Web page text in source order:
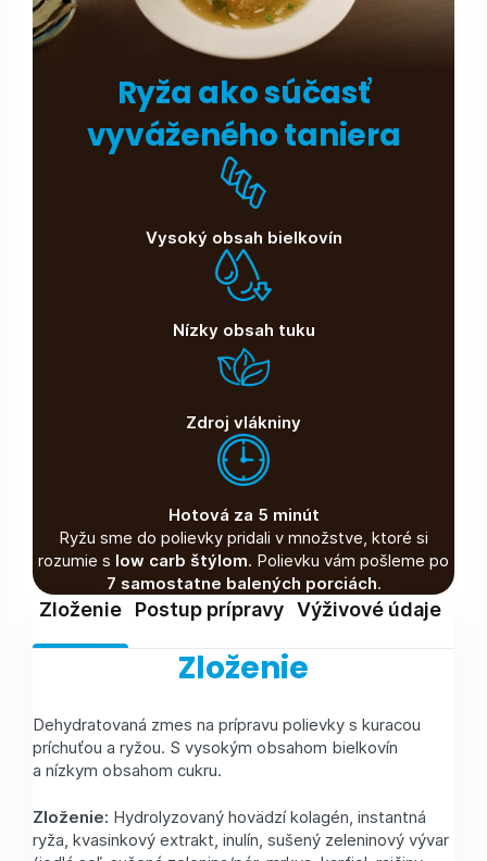
Ryža ako súčasť
vyváženého taniera
Vysoký obsah bielkovín
Nízky obsah tuku
Zdroj vlákniny
Hotová za 5 minút
Ryžu sme do polievky pridali v množstve, ktoré si
rozumie s low carb štýlom. Polievku vám pošleme po
7 samostatne balených porciách.
Zloženie Postup prípravy Výživové údaje
Zloženie
Dehydratovaná zmes na prípravu polievky s kuracou
príchuťou a ryžou. S vysokým obsahom bielkovín
a nízkym obsahom cukru.
Zloženie: Hydrolyzovaný hovädzí kolagén, instantná
ryža, kvasinkový extrakt, inulín, sušený zeleninový vývar